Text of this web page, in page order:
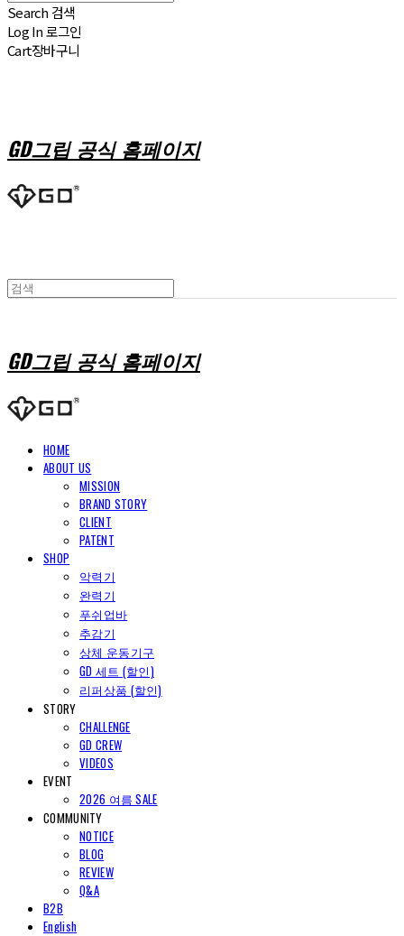
Search 검색
Log In로그인
Cart장바구니
GD그립 공식 홈페이지
GD그립 공식 홈페이지
HOME
ABOUT US
MISSION
BRAND STORY
CLIENT
PATENT
SHOP
악력기
완력기
푸쉬업바
추감기
상체 운동기구
GD 세트 (할인)
리퍼상품 (할인)
STORY
CHALLENGE
GD CREW
VIDEOS
EVENT
2026 여름 SALE
COMMUNITY
NOTICE
BLOG
REVIEW
Q&A
B2B
English